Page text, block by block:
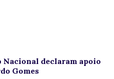
Nacional declaram apoio
Gomes